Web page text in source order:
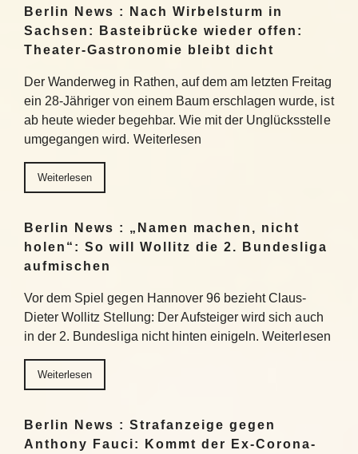
Berlin News : Nach Wirbelsturm in
Sachsen: Basteibrücke wieder offen:
Theater-Gastronomie bleibt dicht
Der Wanderweg in Rathen, auf dem am letzten Freitag
ein 28-Jähriger von einem Baum erschlagen wurde, ist
ab heute wieder begehbar. Wie mit der Unglücksstelle
umgegangen wird. Weiterlesen
Weiterlesen
Berlin News : „Namen machen, nicht
holen“: So will Wollitz die 2. Bundesliga
aufmischen
Vor dem Spiel gegen Hannover 96 bezieht Claus-
Dieter Wollitz Stellung: Der Aufsteiger wird sich auch
in der 2. Bundesliga nicht hinten einigeln. Weiterlesen
Weiterlesen
Berlin News : Strafanzeige gegen
Anthony Fauci: Kommt der Ex-Corona-